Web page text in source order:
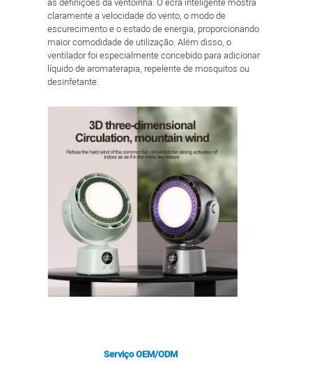
as definições da ventoinha. O ecrã inteligente mostra
claramente a velocidade do vento, o modo de
escurecimento e o estado de energia, proporcionando
maior comodidade de utilização. Além disso, o
ventilador foi especialmente concebido para adicionar
líquido de aromaterapia, repelente de mosquitos ou
desinfetante.
Serviço OEM/ODM